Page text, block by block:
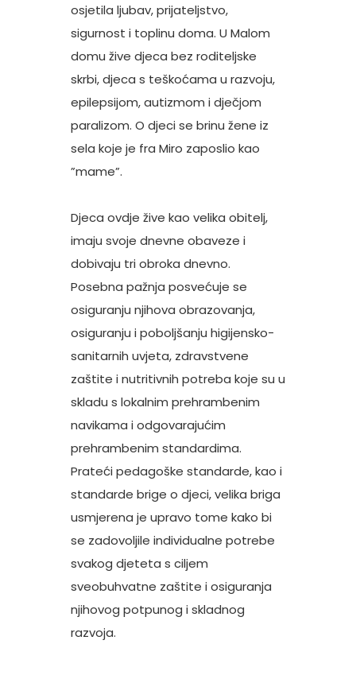
osjetila ljubav, prijateljstvo,
sigurnost i toplinu doma. U Malom
domu žive djeca bez roditeljske
skrbi, djeca s teškoćama u razvoju,
epilepsijom, autizmom i dječjom
paralizom. O djeci se brinu žene iz
sela koje je fra Miro zaposlio kao
”mame”.
Djeca ovdje žive kao velika obitelj,
imaju svoje dnevne obaveze i
dobivaju tri obroka dnevno.
Posebna pažnja posvećuje se
osiguranju njihova obrazovanja,
osiguranju i poboljšanju higijensko-
sanitarnih uvjeta, zdravstvene
zaštite i nutritivnih potreba koje su u
skladu s lokalnim prehrambenim
navikama i odgovarajućim
prehrambenim standardima.
Prateći pedagoške standarde, kao i
standarde brige o djeci, velika briga
usmjerena je upravo tome kako bi
se zadovoljile individualne potrebe
svakog djeteta s ciljem
sveobuhvatne zaštite i osiguranja
njihovog potpunog i skladnog
razvoja.